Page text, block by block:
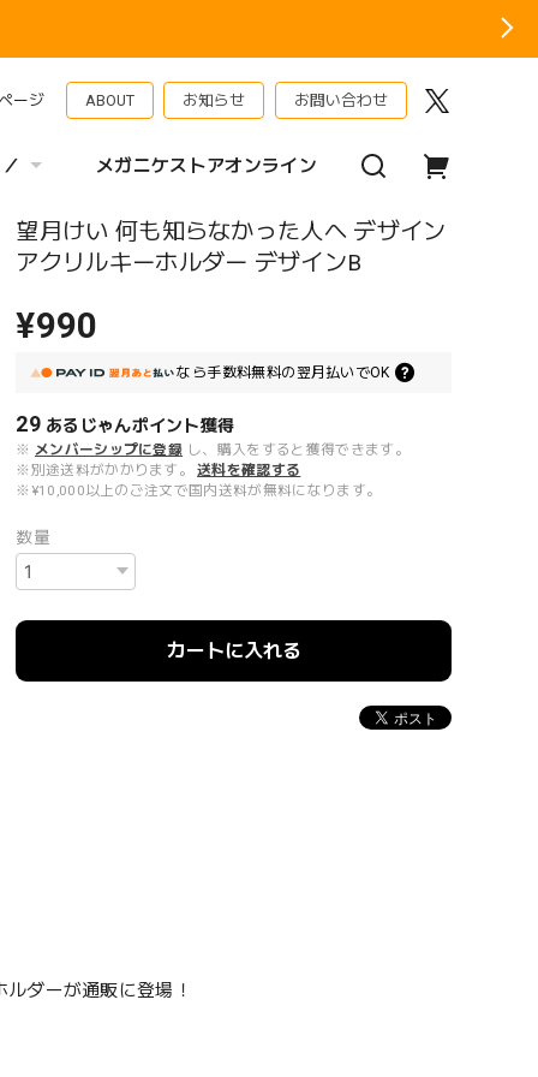
ージ ABOUT お知らせ お問い合わせ
メガニケストアオンライン
望月けい 何も知らなかった人へ デザイン
アクリルキーホルダー デザインB
¥990
なら手数料無料の 翌月払いでOK
29 あるじゃんポイント獲得
※ メンバーシップに登録 し、購入をすると獲得できます。
※別途送料がかかります。
送料を確認する
※¥10,000以上のご注文で国内送料が無料になります。
数量
カートに入れる
ダーが通販に登場！